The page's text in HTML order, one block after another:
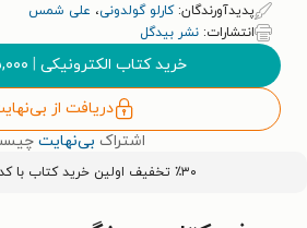
پدیدآورندگان:کارلو گولدونی، علی شمس
انتشارات: نشر بیدگل
خرید کتاب الکترونیکی |
دریافت از
اشتراک بی‌نهایت
٪۳۰ تخفیف اولین خرید کتاب با کد